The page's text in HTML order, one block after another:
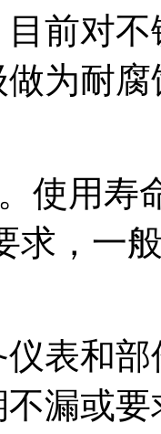
前对
为耐
使用寿
求，一
表和
漏或